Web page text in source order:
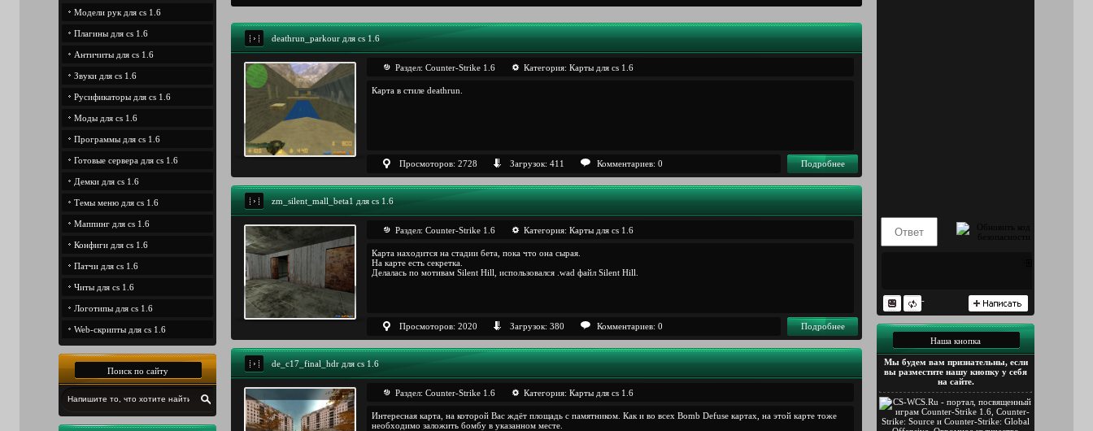
Модели рук для cs 1.6
Плагины для cs 1.6
Античиты для cs 1.6
Звуки для cs 1.6
Русификаторы для cs 1.6
Моды для cs 1.6
Программы для cs 1.6
Готовые сервера для cs 1.6
Демки для cs 1.6
Темы меню для cs 1.6
Маппинг для cs 1.6
Конфиги для cs 1.6
Патчи для cs 1.6
Читы для cs 1.6
Логотипы для cs 1.6
Web-скрипты для cs 1.6
Поиск по сайту
-
Наша кнопка
Мы будем вам признательны, если
вы разместите нашу кнопку у себя
на сайте.
deathrun_parkour для cs 1.6
Раздел: Counter-Strike 1.6 Категория: Карты для cs 1.6
Карта в стиле deathrun.
Подробнее
Просмоторов: 2728 Загрузок: 411 Комментариев: 0
zm_silent_mall_beta1 для cs 1.6
Раздел: Counter-Strike 1.6 Категория: Карты для cs 1.6
Карта находится на стадии бета, пока что она сырая.
На карте есть секретка.
Делалась по мотивам Silent Hill, использовался .wad файл Silent Hill.
Подробнее
Просмоторов: 2020 Загрузок: 380 Комментариев: 0
de_c17_final_hdr для cs 1.6
Раздел: Counter-Strike 1.6 Категория: Карты для cs 1.6
Интересная карта, на которой Вас ждёт площадь с памятником. Как и во всех Bomb Defuse картах, на этой карте тоже
необходимо заложить бомбу в указанном месте.